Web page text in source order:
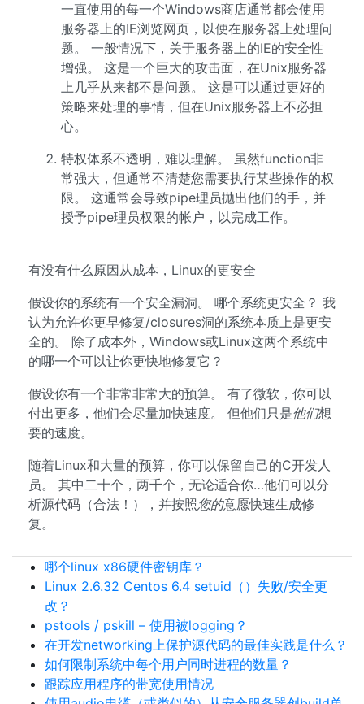
一直使用的每一个Windows商店通常都会使用
服务器上的IE浏览网页，以便在服务器上处理问
题。 一般情况下，关于服务器上的IE的安全性
增强。 这是一个巨大的攻击面，在Unix服务器
上几乎从来都不是问题。 这是可以通过更好的
策略来处理的事情，但在Unix服务器上不必担
心。
特权体系不透明，难以理解。 虽然function非
常强大，但通常不清楚您需要执行某些操作的权
限。 这通常会导致pipe理员抛出他们的手，并
授予pipe理员权限的帐户，以完成工作。
有没有什么原因从成本，Linux的更安全
假设你的系统有一个安全漏洞。 哪个系统更安全？ 我
认为允许你更早修复/closures洞的系统本质上是更安
全的。 除了成本外，Windows或Linux这两个系统中
的哪一个可以让你更快地修复它？
假设你有一个非常非常大的预算。 有了微软，你可以
付出更多，他们会尽量加快速度。 但他们只是他们想
要的速度。
随着Linux和大量的预算，你可以保留自己的C开发人
员。 其中二十个，两千个，无论适合你…他们可以分
析源代码（合法！），并按照您的意愿快速生成修
复。
哪个linux x86硬件密钥库？
Linux 2.6.32 Centos 6.4 setuid（）失败/安全更
改？
pstools / pskill – 使用被logging？
在开发networking上保护源代码的最佳实践是什么？
如何限制系统中每个用户同时进程的数量？
跟踪应用程序的带宽使用情况